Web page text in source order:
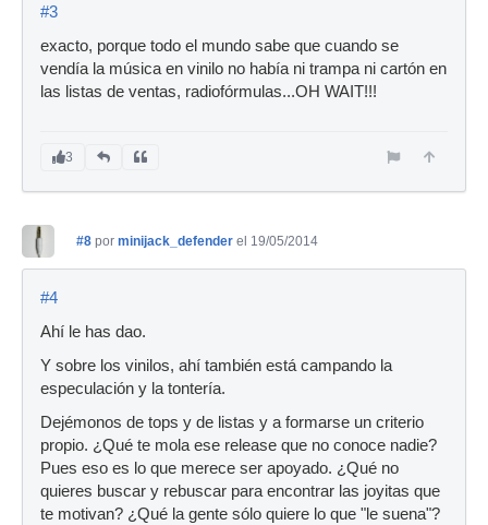
#3
exacto, porque todo el mundo sabe que cuando se
vendía la música en vinilo no había ni trampa ni cartón en
las listas de ventas, radiofórmulas...OH WAIT!!!
3
#8 por minijack_defender el 19/05/2014
#4
Ahí le has dao.
Y sobre los vinilos, ahí también está campando la
especulación y la tontería.
Dejémonos de tops y de listas y a formarse un criterio
propio. ¿Qué te mola ese release que no conoce nadie?
Pues eso es lo que merece ser apoyado. ¿Qué no
quieres buscar y rebuscar para encontrar las joyitas que
te motivan? ¿Qué la gente sólo quiere lo que "le suena"?